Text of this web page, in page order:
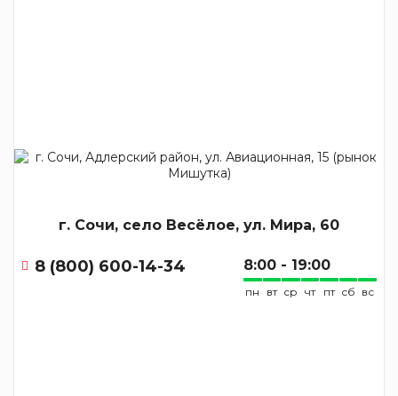
г. Сочи, село Весёлое, ул. Мира, 60
8 (800) 600-14-34 8:00 - 19:00
пн вт ср чт пт сб вс